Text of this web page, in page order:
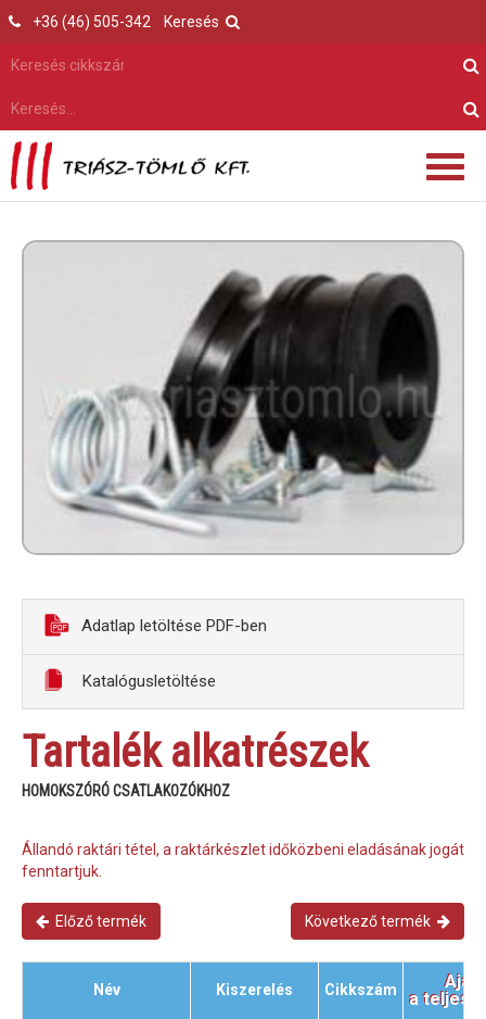
Keresés
+36 (46) 505-342
Adatlap letöltése PDF-ben
Katalógusletöltése
Tartalék alkatrészek
HOMOKSZÓRÓ CSATLAKOZÓKHOZ
Állandó raktári tétel, a raktárkészlet időközbeni eladásának jogát
fenntartjuk.
Előző termék Következő termék
Név Kiszerelés Cikkszám
a teljes